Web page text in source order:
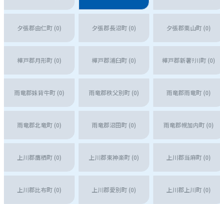
夕張郡由仁町 (0) 夕張郡長沼町 (0) 夕張郡栗山町 (0)
樺戸郡月形町 (0) 樺戸郡浦臼町 (0) 樺戸郡新薯ﾃ川町 (0)
雨竜郡妹背牛町 (0) 雨竜郡秩父別町 (0) 雨竜郡雨竜町 (0)
雨竜郡北竜町 (0) 雨竜郡沼田町 (0) 雨竜郡幌加内町 (0)
上川郡鷹栖町 (0) 上川郡東神楽町 (0) 上川郡当麻町 (0)
上川郡比布町 (0) 上川郡愛別町 (0) 上川郡上川町 (0)